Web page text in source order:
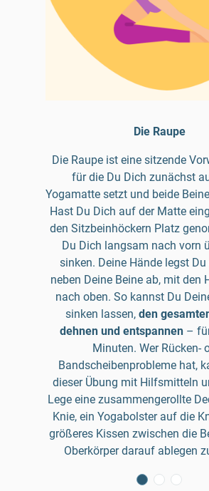
Die Raupe
Die Raupe ist eine sitzende
für die Du Dich zunächst
Yogamatte setzt und beide
Hast Du Dich auf der Matte
den Sitzbeinhöckern Platz
Du Dich langsam nach vorn
sinken. Deine Hände legst
neben Deine Beine ab, mit den
nach oben. So kannst Du
sinken lassen, den
dehnen und entspannen –
Minuten. Wer Rücken-
Bandscheibenprobleme hat,
dieser Übung mit Hilfsmitteln
Lege eine zusammengerollte
Knie, ein Yogabolster auf die
größeres Kissen zwischen die
Oberkörper darauf ablegen